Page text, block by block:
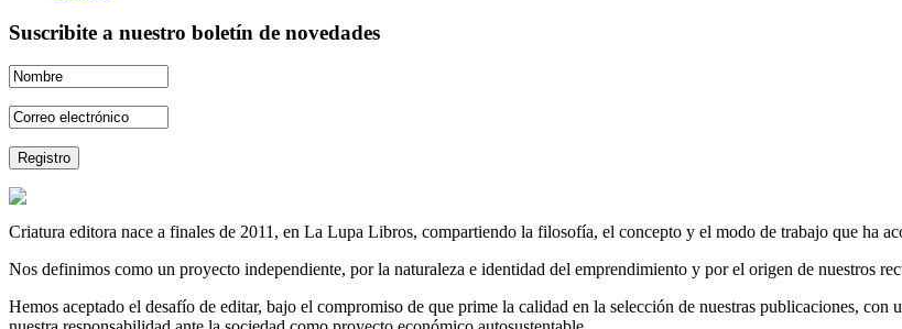
Suscribite a nuestro boletín de novedades
Criatura editora nace a finales de 2011, en La Lupa Libros, compartiendo la filosofía, el concepto y el modo de trabajo que ha
Nos definimos como un proyecto independiente, por la naturaleza e identidad del emprendimiento y por el origen de nuestros
Hemos aceptado el desafío de editar, bajo el compromiso de que prime la calidad en la selección de nuestras publicaciones,